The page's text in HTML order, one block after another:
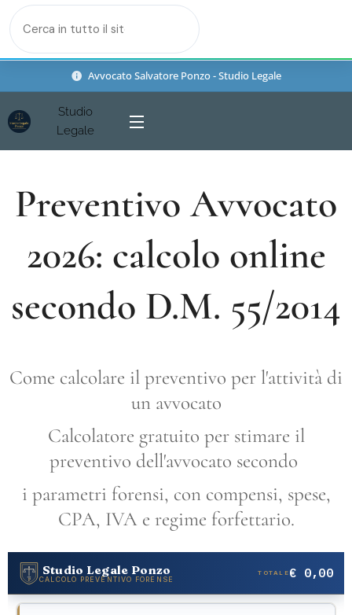
Avvocato Salvatore Ponzo - Studio Legale
Studio
Legale
Ponzo
Preventivo Avvocato
2026: calcolo online
secondo D.M. 55/2014
Come calcolare il preventivo per l'attività di
un avvocato
Calcolatore gratuito per stimare il
preventivo dell'avvocato secondo
i parametri forensi, con compensi, spese,
CPA, IVA e regime forfettario.
P
Studio Legale Ponzo
CALCOLO PREVENTIVO FORENSE € 0,00